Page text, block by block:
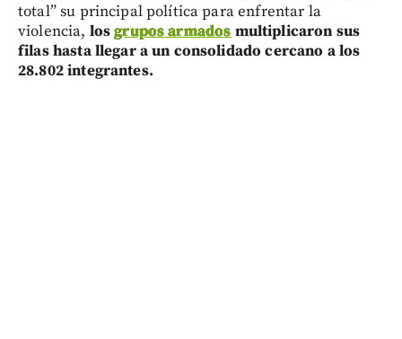
total” su principal política para enfrentar la
violencia, losgrupos armados multiplicaron sus
filas hasta llegar a un consolidado cercano a los
28.802 integrantes.